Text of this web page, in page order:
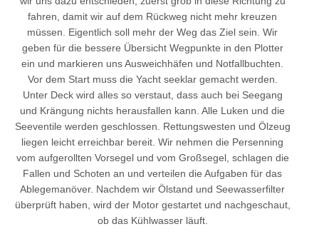
fahren, damit wir auf dem Rückweg nicht mehr kreuzen
müssen. Eigentlich soll mehr der Weg das Ziel sein. Wir
geben für die bessere Übersicht Wegpunkte in den Plotter
ein und markieren uns Ausweichhäfen und Notfallbuchten.
Vor dem Start muss die Yacht seeklar gemacht werden.
Unter Deck wird alles so verstaut, dass auch bei Seegang
und Krängung nichts herausfallen kann. Alle Luken und die
Seeventile werden geschlossen. Rettungswesten und Ölzeug
liegen leicht erreichbar bereit. Wir nehmen die Persenning
vom aufgerollten Vorsegel und vom Großsegel, schlagen die
Fallen und Schoten an und verteilen die Aufgaben für das
Ablegemanöver. Nachdem wir Ölstand und Seewasserfilter
überprüft haben, wird der Motor gestartet und nachgeschaut,
ob das Kühlwasser läuft.